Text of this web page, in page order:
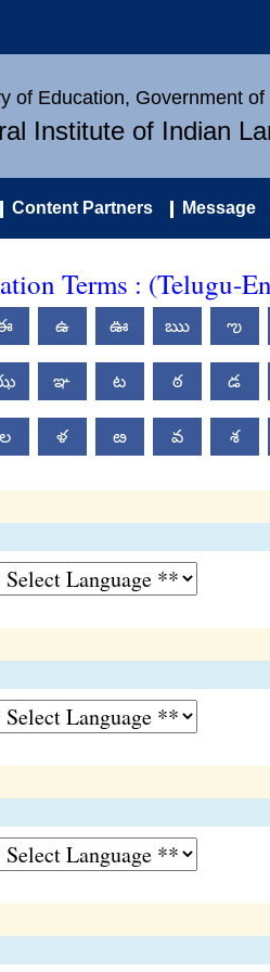
of Education, Government of
Institute of Indian
Content Partners Message
Terms : (Telugu-
ఉ ఊ ఋ ఌ
ఞ ట ఠ డ
ల ళ ఴ వ శ